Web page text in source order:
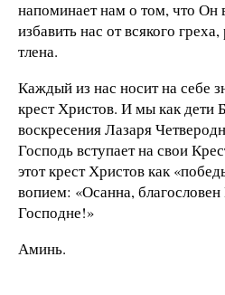
напоминает нам о том, что Он
избавить нас от всякого
тлена.
Каждый из нас носит на себе
крест Христов. И мы как дети
воскресения Лазаря
Господь вступает на свои
этот крест Христов как
вопием: «Осанна,
Господне!»
Аминь.